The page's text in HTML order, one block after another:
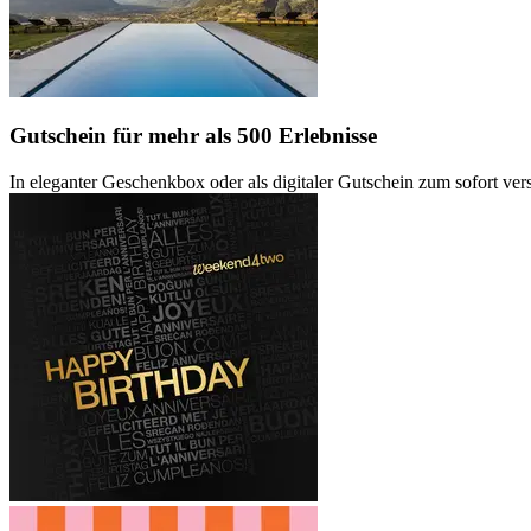
Gutschein für mehr als 500 Erlebnisse
In eleganter Geschenkbox oder als digitaler Gutschein zum sofort